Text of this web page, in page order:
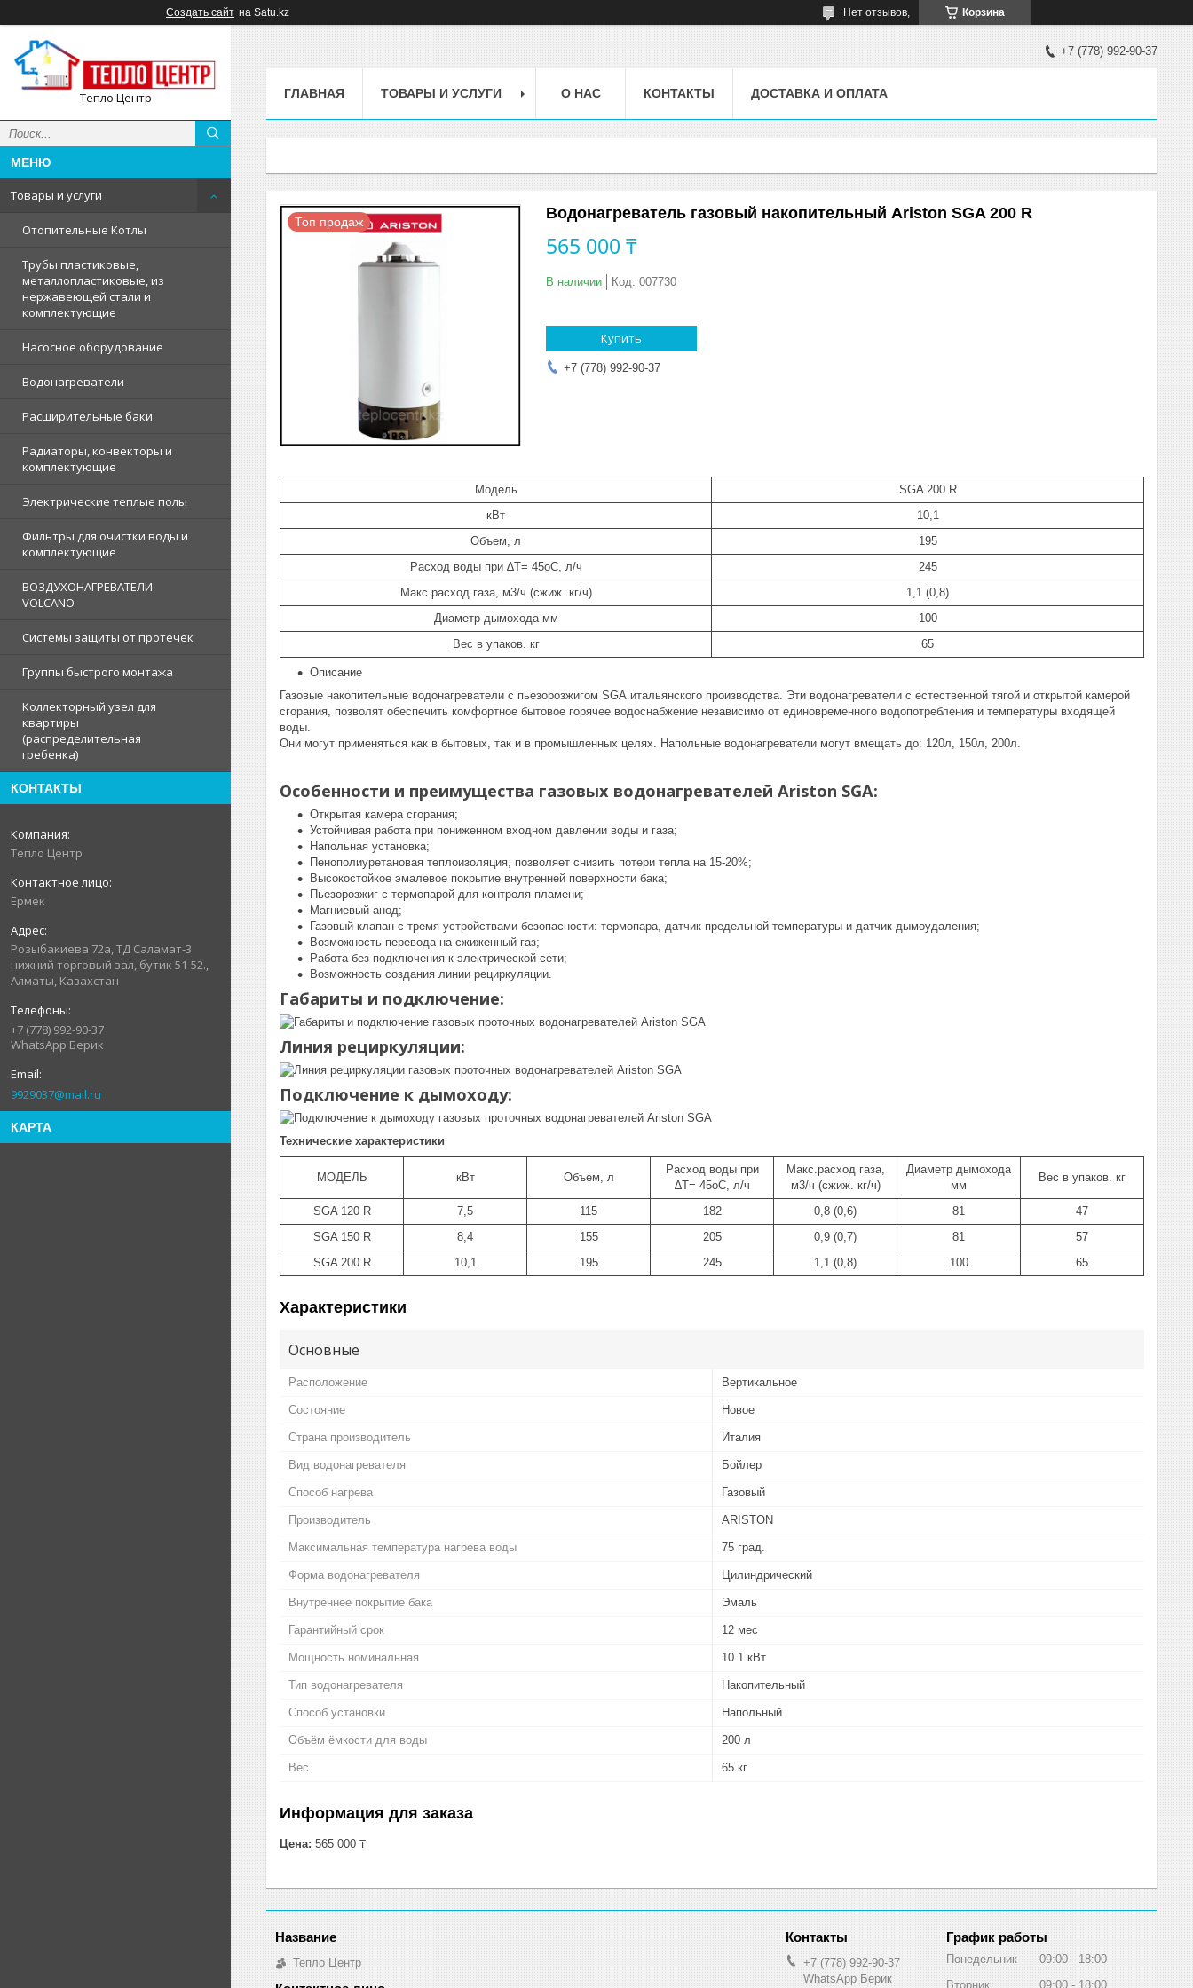
Создать сайт на Satu.kz Корзина
Нет отзывов,
Тепло Центр
Товары и услуги
Отопительные Котлы
Трубы пластиковые,
металлопластиковые, из
нержавеющей стали и
комплектующие
Насосное оборудование
Водонагреватели
Расширительные баки
Радиаторы, конвекторы и
комплектующие
Электрические теплые полы
Фильтры для очистки воды и
комплектующие
ВОЗДУХОНАГРЕВАТЕЛИ
VOLCANO
Системы защиты от протечек
Группы быстрого монтажа
Коллекторный узел для
квартиры
(распределительная
гребенка)
КОНТАКТЫ
Тепло Центр
Ермек
Розыбакиева 72а, ТД Саламат-3
нижний торговый зал, бутик 51-52.,
Алматы, Казахстан
+7 (778) 992-90-37
WhatsApp Берик
9929037@mail.ru
КАРТА
+7 (778) 992-90-37
ГЛАВНАЯ ТОВАРЫ И УСЛУГИ О НАС КОНТАКТЫ ДОСТАВКА И ОПЛАТА
Топ продаж Водонагреватель газовый накопительный Ariston SGA 200 R
565 000 ₸
В наличии Код: 007730
Купить
+7 (778) 992-90-37
Модель
SGA 200 R
кВт
10,1
Объем, л
195
Расход воды при ∆T= 45oC, л/ч
245
Макс.расход газа, м3/ч (сжиж. кг/ч)
1,1 (0,8)
Диаметр дымохода мм
100
Вес в упаков. кг
65
Описание
Газовые накопительные водонагреватели с пьезорозжигом SGA итальянского производства. Эти водонагреватели с естественной тягой и открытой камерой
сгорания, позволят обеспечить комфортное бытовое горячее водоснабжение независимо от единовременного водопотребления и температуры входящей
воды.
Они могут применяться как в бытовых, так и в промышленных целях. Напольные водонагреватели могут вмещать до: 120л, 150л, 200л.
Особенности и преимущества газовых водонагревателей Ariston SGA:
Открытая камера сгорания;
Устойчивая работа при пониженном входном давлении воды и газа;
Напольная установка;
Пенополиуретановая теплоизоляция, позволяет снизить потери тепла на 15-20%;
Высокостойкое эмалевое покрытие внутренней поверхности бака;
Пьезорозжиг с термопарой для контроля пламени;
Магниевый анод;
Газовый клапан с тремя устройствами безопасности: термопара, датчик предельной температуры и датчик дымоудаления;
Возможность перевода на сжиженный газ;
Работа без подключения к электрической сети;
Возможность создания линии рециркуляции.
Габариты и подключение:
Линия рециркуляции:
Подключение к дымоходу:
Технические характеристики
МОДЕЛЬ кВт Объем, л
Расход воды при
∆T= 45oC, л/ч
Макс.расход газа,
м3/ч (сжиж. кг/ч)
Диаметр дымохода
мм
Вес в упаков. кг
SGA 120 R 7,5 115 182 0,8 (0,6) 81
47
SGA 150 R
8,4 155 205 0,9 (0,7) 81
57
SGA 200 R
10,1 195 245 1,1 (0,8) 100 65
Характеристики
Основные
Расположение Вертикальное
Состояние Новое
Страна производитель Италия
Вид водонагревателя Бойлер
Способ нагрева Газовый
Производитель ARISTON
Максимальная температура нагрева воды 75 град.
Форма водонагревателя Цилиндрический
Внутреннее покрытие бака Эмаль
Гарантийный срок 12 мес
Мощность номинальная 10.1 кВт
Тип водонагревателя Накопительный
Способ установки Напольный
Объём ёмкости для воды 200 л
Вес 65 кг
Информация для заказа
Цена: 565 000 ₸
Тепло Центр
+7 (778) 992-90-37
WhatsApp Берик
График работы
Понедельник 09:00
18:00
Вторник
09:00 18:00